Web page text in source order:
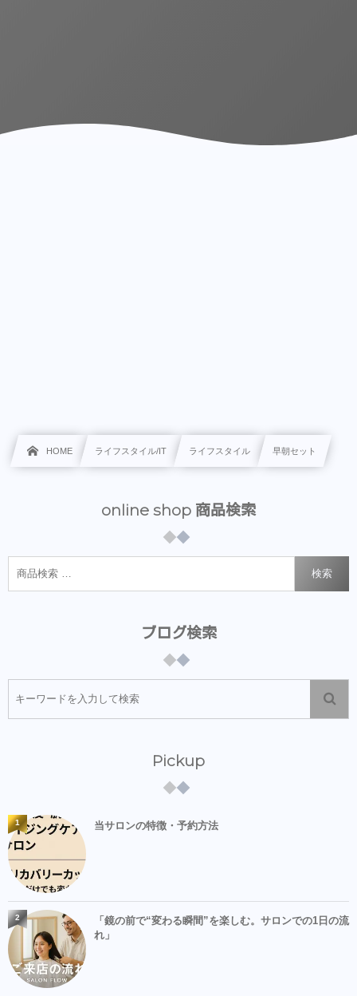
HOME ライフスタイル/IT ライフスタイル 早朝セット
online shop 商品検索
検索
ブログ検索
Pickup
当サロンの特徴・予約方法
1
「鏡の前で“変わる瞬間”を楽しむ。サロンでの1日の流
れ」
2